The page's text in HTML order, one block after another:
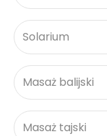
Solarium
Masaż balijski
Masaż tajski